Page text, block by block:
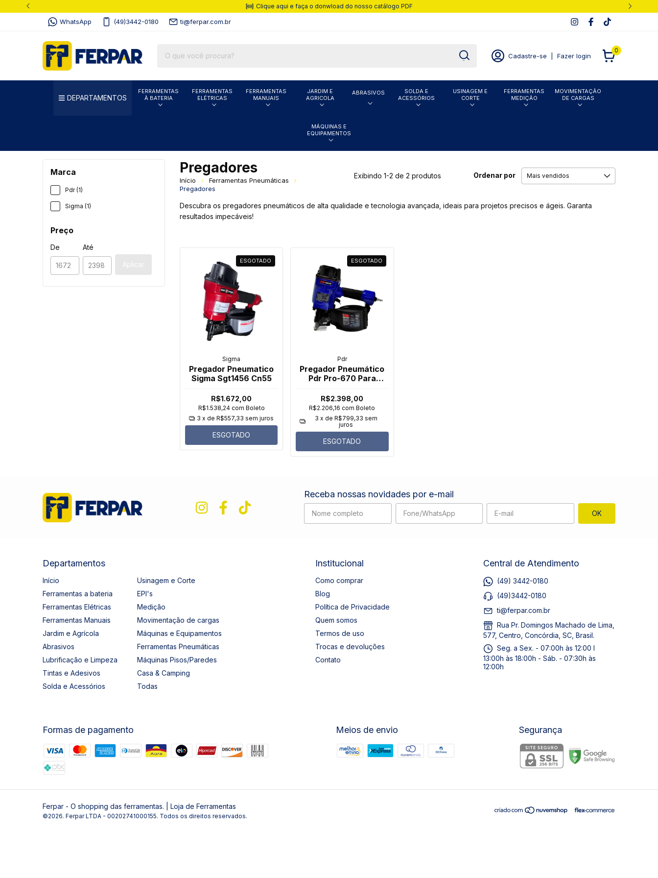
Clique aqui e faça o donwload do nosso catálogo PDF
WhatsApp (49)3442-0180 ti@ferpar.com.br
Cadastre-se Fazer login
0
DEPARTAMENTOS
FERRAMENTAS
À BATERIA
FERRAMENTAS
ELÉTRICAS
FERRAMENTAS
MANUAIS
JARDIM E
AGRICOLA
ABRASIVOS
SOLDA E
ACESSÓRIOS
USINAGEM E
CORTE
FERRAMENTAS
MEDIÇÃO
MOVIMENTAÇÃO
DE CARGAS
MÁQUINAS E
EQUIPAMENTOS
Marca
Pdr (1)
Sigma (1)
Preço
De Até
Aplicar
Pregadores
Início
Ferramentas Pneumáticas
Pregadores
Exibindo 1-2 de 2 produtos Ordenar por
Descubra os pregadores pneumáticos de alta qualidade e tecnologia avançada, ideais para projetos precisos e ágeis. Garanta
resultados impecáveis!
ESGOTADO
Sigma
Pregador Pneumatico
Sigma Sgt1456 Cn55
R$1.672,00
R$1.538,24 com Boleto
3 x deR$557,33 sem juros
ESGOTADO
ESGOTADO
Pdr
Pregador Pneumático
Pdr Pro-670 Para
R$2.398,00
R$2.206,16com Boleto
3 x de R$799,33 sem
juros
ESGOTADO
Receba nossas novidades por e-mail
Departamentos
Início
Ferramentas a bateria
Ferramentas Elétricas
Ferramentas Manuais
Jardim e Agrícola
Abrasivos
Lubrificação e Limpeza
Tintas e Adesivos
Solda e Acessórios
Usinagem e Corte
EPI's
Medição
Movimentação de cargas
Máquinas e Equipamentos
Ferramentas Pneumáticas
Máquinas Pisos/Paredes
Casa & Camping
Todas
Institucional
Como comprar
Blog
Política de Privacidade
Quem somos
Termos de uso
Trocas e devoluções
Contato
Central de Atendimento
(49) 3442-0180
(49)3442-0180
ti@ferpar.com.br
Rua Pr. Domingos Machado de Lima,
577, Centro, Concórdia, SC, Brasil.
Seg. a Sex. - 07:00h às 12:00 I
13:00h às 18:00h - Sáb. - 07:30h às
12:00h
Formas de pagamento Meios de envio Segurança
Ferpar - O shopping das ferramentas. | Loja de Ferramentas
©2026. Ferpar LTDA - 00202741000155. Todos os direitos reservados.